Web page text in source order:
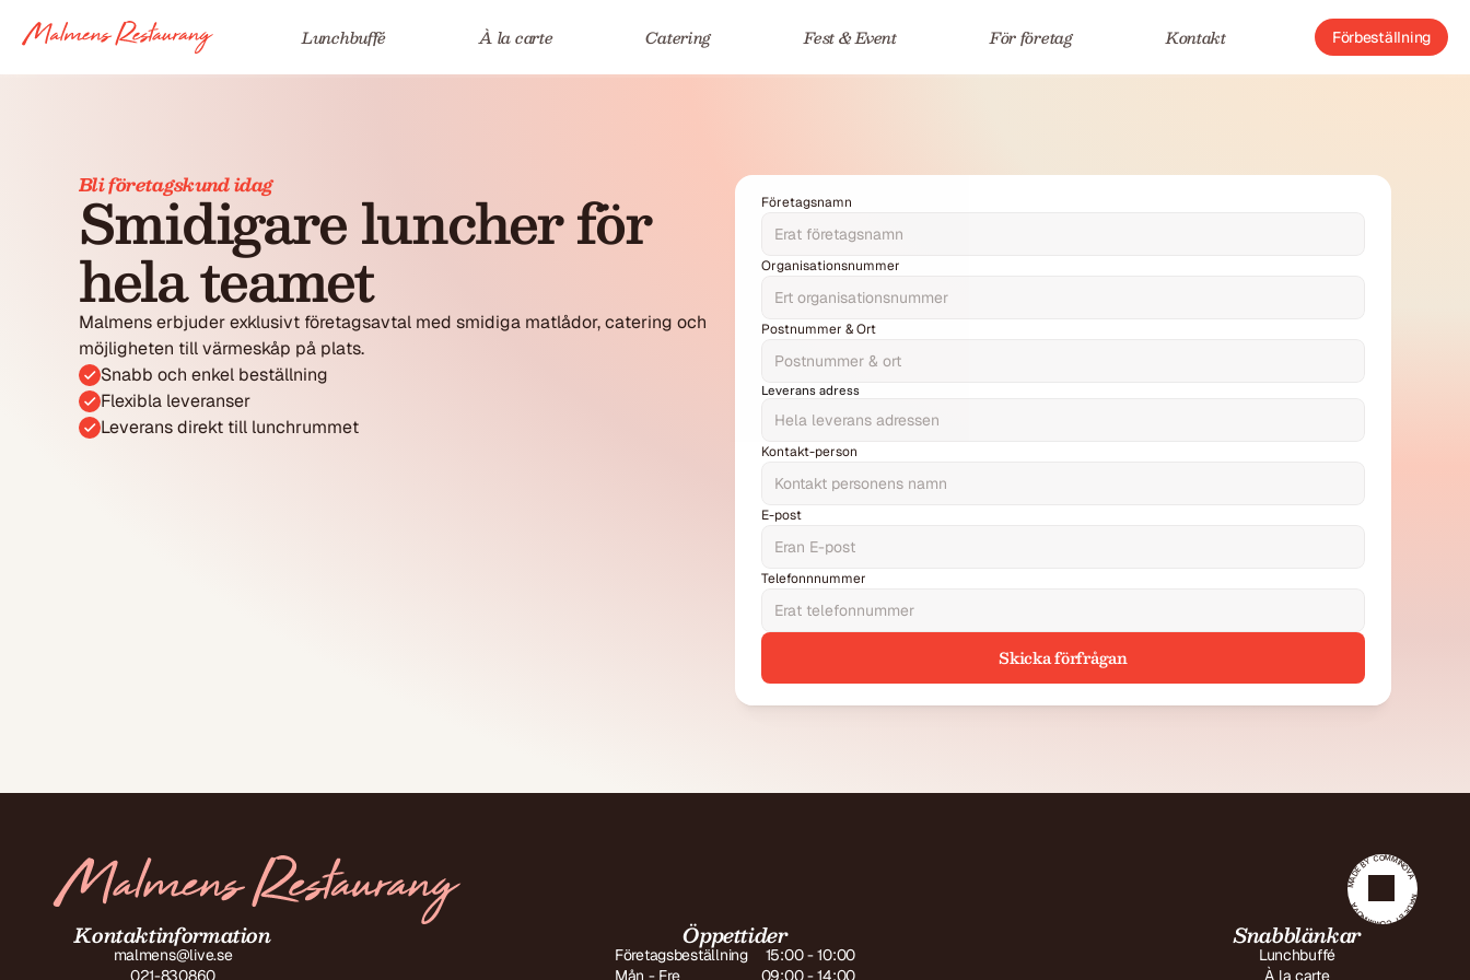
Lunchbuffé À la carte Catering Fest & Event För företag Kontakt Förbeställning
Bli företagskund idag
Smidigare luncher för
hela teamet
Malmens erbjuder exklusivt företagsavtal med smidiga matlådor, catering och
möjligheten till värmeskåp på plats.
Snabb och enkel beställning
Flexibla leveranser
Leverans direkt till lunchrummet
Företagsnamn
Kontakt-person
Organisationsnummer
Postnummer & Ort
E-post
Telefonnnummer
Leverans adress
Skicka förfrågan
MADE BY COMMINOVA
MADE BY COMMINOVA
Kontaktinformation
malmens@live.se
021-830860
Öppettider
Företagsbeställning
15:00 - 10:00
Mån - Fre
09:00 - 14:00
Snabblänkar
Lunchbuffé
À la carte